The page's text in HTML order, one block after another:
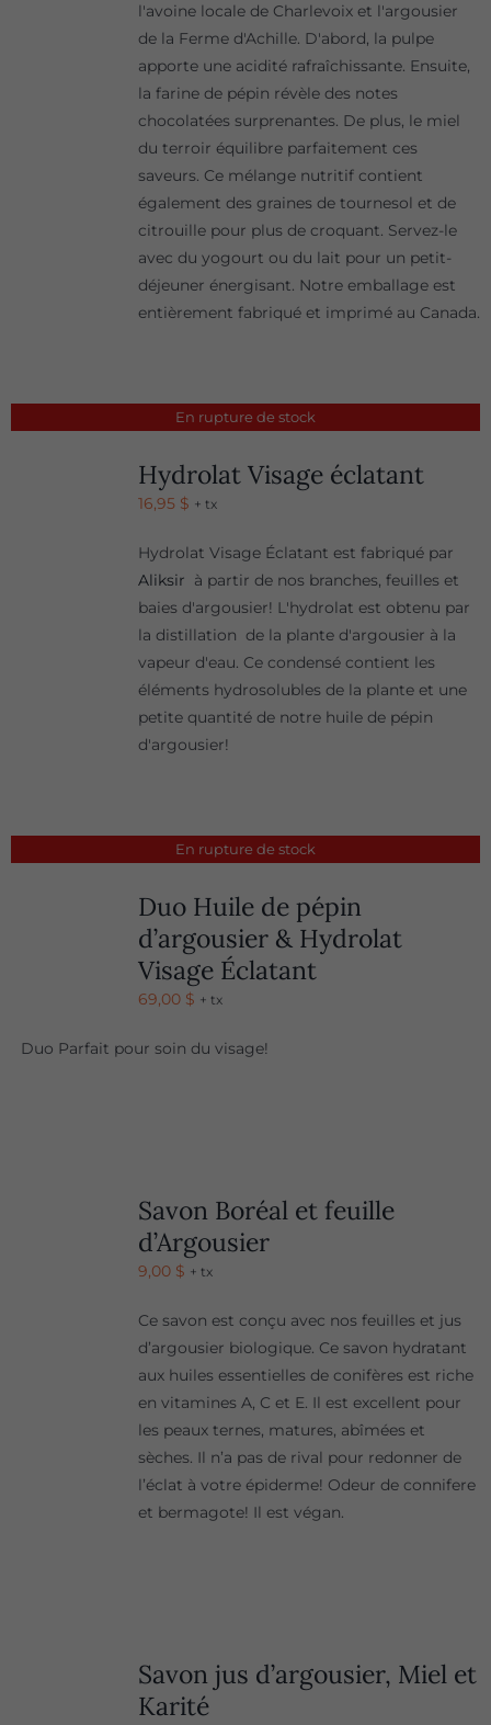
l'avoine locale de Charlevoix et l'argousier
de la Ferme d'Achille. D'abord, la pulpe
apporte une acidité rafraîchissante. Ensuite,
la farine de pépin révèle des notes
chocolatées surprenantes. De plus, le miel
du terroir équilibre parfaitement ces
saveurs. Ce mélange nutritif contient
également des graines de tournesol et de
citrouille pour plus de croquant. Servez-le
avec du yogourt ou du lait pour un petit-
déjeuner énergisant. Notre emballage est
entièrement fabriqué et imprimé au Canada.
En rupture de stock
Hydrolat Visage éclatant
16,95 $ + tx
Hydrolat Visage Éclatant est fabriqué par
Aliksir à partir de nos branches, feuilles et
baies d'argousier! L'hydrolat est obtenu par
la distillation de la plante d'argousier à la
vapeur d'eau. Ce condensé contient les
éléments hydrosolubles de la plante et une
petite quantité de notre huile de pépin
d'argousier!
En rupture de stock
Duo Huile de pépin
d’argousier & Hydrolat
Visage Éclatant
69,00 $ + tx
Duo Parfait pour soin du visage!
Savon Boréal et feuille
d’Argousier
9,00 $ + tx
Ce savon est conçu avec nos feuilles et jus
d’argousier biologique. Ce savon hydratant
aux huiles essentielles de conifères est riche
en vitamines A, C et E. Il est excellent pour
les peaux ternes, matures, abîmées et
sèches. Il n’a pas de rival pour redonner de
l’éclat à votre épiderme! Odeur de connifere
et bermagote! Il est végan.
Savon jus d’argousier, Miel et
Karité